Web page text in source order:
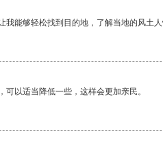
能够轻松找到目的地，了解当地的风土人
以适当降低一些，这样会更加亲民。